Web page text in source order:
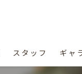
スタッフ ギャ